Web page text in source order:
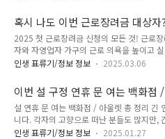
근 뉴스 보도를 참고했으니, 신뢰할 수 있는
에서는 교육급여 바우처를 통해 초·중·고등학
지원해 주고 있어요.이번 글에서는 2025년
신청 자격, 신청 방법, 지급 일정, 사용처 등
려드리겠습니다. 작년과 달라진 점도 있으니
시고 필요한 정보를 놓치지 마세요! 😊 교육
고등학생이 교육받을 수 있도록 돕는 교육비
쉽게 말해, 소득이 일정..
혹시 나도 이번 근로장려금 대상자
인하고 신청하세요!
2025 첫 근로장려금 신청의 모든 것! 근로
자와 자영업자 가구의 근로 의욕을 높이고
위해 정부가 제공하는 근로연계형 소득지원
장려하고 생활 안정을 도모합니다. 하지만 매
급 기준이 일부 변경되면서, 제대로 알지 못
원금을 놓칠 수도 있는데요. 이번 글에서는
로장려금 신청 요건, 신청 방법, 지급 일정
정리해 드립니다. 특히 작년과 달라진 주요
인생 표류기/정보 정보 2025.03.06
이번 설 구정 연휴 문 여는 백화점
리
설 연휴 문 여는 백화점 / 아울렛 총 정리 긴
니다. 각자의 고향으로 떠난 분들도 많지만,
시간이 좀 남지요? 지난해에 이어 올해서 명
인생 표류기/정보 정보 2025.01.27